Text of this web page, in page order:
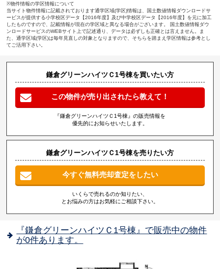
※物件情報の学区情報について
当サイト物件情報に記載されております通学区域(学区)情報は、国土数値情報ダウンロードサ
ービスが提供する小学校区データ【2016年度】及び中学校区データ【2016年度】を元に加工
したものですので、記載情報が現在の学区域と異なる場合がございます。 国土数値情報ダウ
ンロードサービスのWEBサイト上で記述通り、データは必ずしも正確とは言えません。ま
た、通学区域(学区)は毎年見直しの対象となりますので、そちらを踏まえ学区情報は参考とし
てご活用下さい。
鎌倉グリーンハイツＣ1号棟を買いたい方
この物件が売り出されたら教えて！
『鎌倉グリーンハイツＣ1号棟』の販売情報を
優先的にお知らせいたします。
鎌倉グリーンハイツＣ1号棟を売りたい方
今すぐ無料売却査定をしたい
いくらで売れるのか知りたい、
とお悩みの方はお気軽にご相談下さい。
『鎌倉グリーンハイツＣ1号棟』で販売中の物件
が0件あります。